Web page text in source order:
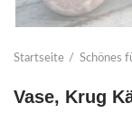
Startseite Schönes
Vase, Krug